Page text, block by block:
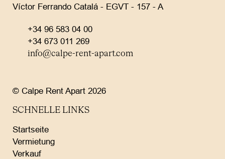
Víctor Ferrando Catalá - EGVT - 157 - A
+34 96 583 04 00
+34 673 011 269
info@calpe-rent-apart.com
© Calpe Rent Apart 2026
SCHNELLE LINKS
Startseite
Vermietung
Verkauf